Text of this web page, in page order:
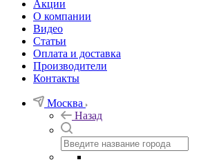
Акции
О компании
Видео
Статьи
Оплата и доставка
Производители
Контакты
Москва
Назад